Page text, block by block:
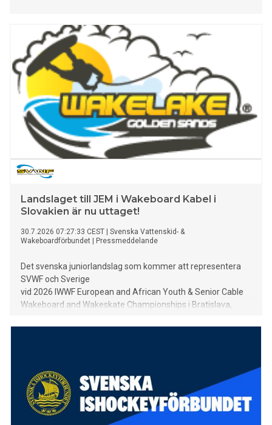
Landslaget till JEM i Wakeboard Kabel i
Slovakien är nu uttaget!
30.7.2026 07:27:33 CEST
Svenska Vattenskid- &
Wakeboardförbundet
Pressmeddelande
Det svenska juniorlandslag som kommer att representera
SVWF och Sverige
vid 2026 IWWF European and African Youth & Senior Cable
Wakeboard and Wakeskate Championships i Bratislava,